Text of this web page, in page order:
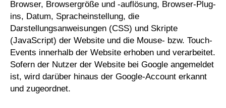
Browser, Browsergröße und -auflösung, Browser-Plug-
ins, Datum, Spracheinstellung, die
Darstellungsanweisungen (CSS) und Skripte
(JavaScript) der Website und die Mouse- bzw. Touch-
Events innerhalb der Website erhoben und verarbeitet.
Sofern der Nutzer der Website bei Google angemeldet
ist, wird darüber hinaus der Google-Account erkannt
und zugeordnet.